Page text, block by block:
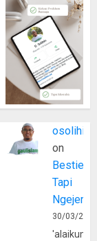
osolihin
on
Bestie
Tapi
30/03/